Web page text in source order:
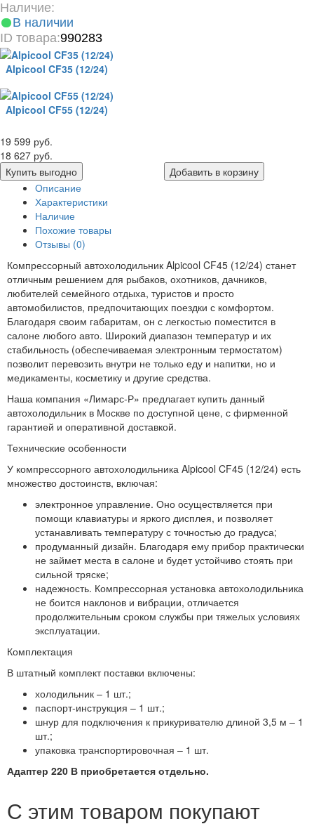
Наличие:
В наличии
ID товара:990283
Alpicool CF35 (12/24)
Alpicool CF55 (12/24)
19 599 руб.
18 627 руб.
Купить выгодно
Добавить в корзину
Описание
Характеристики
Наличие
Похожие товары
Отзывы (0)
Компрессорный автохолодильник Alpicool CF45 (12/24) станет
отличным решением для рыбаков, охотников, дачников,
любителей семейного отдыха, туристов и просто
автомобилистов, предпочитающих поездки с комфортом.
Благодаря своим габаритам, он с легкостью поместится в
салоне любого авто. Широкий диапазон температур и их
стабильность (обеспечиваемая электронным термостатом)
позволит перевозить внутри не только еду и напитки, но и
медикаменты, косметику и другие средства.
Наша компания «Лимарс-Р» предлагает купить данный
автохолодильник в Москве по доступной цене, с фирменной
гарантией и оперативной доставкой.
Технические особенности
У компрессорного автохолодильника Alpicool CF45 (12/24) есть
множество достоинств, включая:
электронное управление. Оно осуществляется при
помощи клавиатуры и яркого дисплея, и позволяет
устанавливать температуру с точностью до градуса;
продуманный дизайн. Благодаря ему прибор практически
не займет места в салоне и будет устойчиво стоять при
сильной тряске;
надежность. Компрессорная установка автохолодильника
не боится наклонов и вибрации, отличается
продолжительным сроком службы при тяжелых условиях
эксплуатации.
Комплектация
В штатный комплект поставки включены:
холодильник – 1 шт.;
паспорт-инструкция – 1 шт.;
шнур для подключения к прикуривателю длиной 3,5 м – 1
шт.;
упаковка транспортировочная – 1 шт.
Адаптер 220 В приобретается отдельно.
С этим товаром покупают